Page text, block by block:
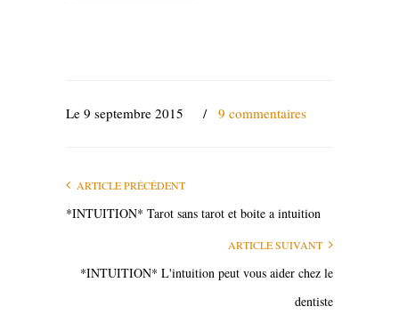
Le 9 septembre 2015 / 9 commentaires
ARTICLE PRÉCÉDENT
*INTUITION* Tarot sans tarot et boite a intuition
ARTICLE SUIVANT
*INTUITION* L'intuition peut vous aider chez le
dentiste